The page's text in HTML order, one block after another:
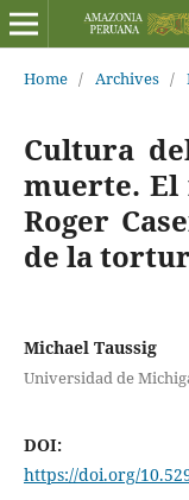
Home / Archives /
Cultura
muerte. El
Roger
de la
Michael Taussig
Universidad de
DOI:
https://doi.org/